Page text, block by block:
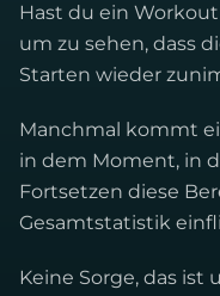
Hast du ein
um zu sehen, dass
Starten wieder
Manchmal kommt
in dem Moment, in
Fortsetzen diese
Gesamtstatistik
Keine Sorge, das ist